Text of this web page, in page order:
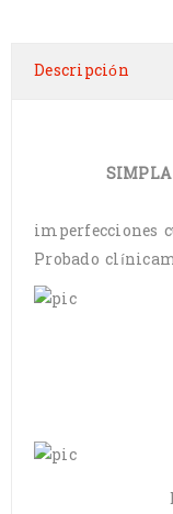
Descripción
Un
imperfecciones
Probado